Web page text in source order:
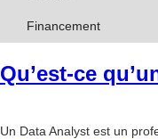
Financement
Qu’est-ce
Un Data Analyst est un